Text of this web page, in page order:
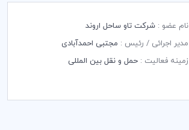
نام عضو : شرکت تاو ساحل اروند
مدیر اجرائی / رئیس : مجتبی احمدآبادی
زمینه فعالیت : حمل و نقل بین المللی